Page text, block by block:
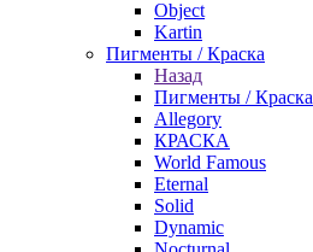
Object
Kartin
Пигменты / Краска
Назад
Пигменты / Краска
Allegory
КРАСКА
World Famous
Eternal
Solid
Dynamic